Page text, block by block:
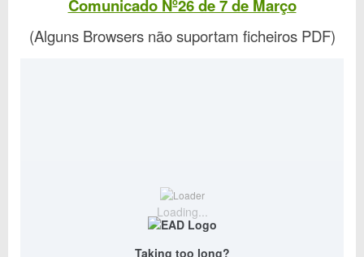
Comunicado Nº26 de 7 de Março
(Alguns Browsers não suportam ficheiros PDF)
Loading...
Taking too long?